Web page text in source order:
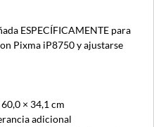
ESPECÍFICAMENTE para
Pixma iP8750 y ajustarse
× 34,1 cm
adicional